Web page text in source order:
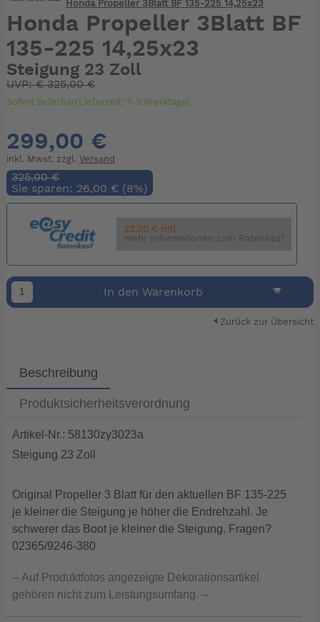
Honda Propeller 3Blatt BF 135-225 14,25x23
Honda Propeller 3Blatt BF
135-225 14,25x23
Steigung 23 Zoll
UVP:€325,00 €
Sofort lieferbar(Lieferzeit: 1-3 Werktage)
299,00 €
inkl. Mwst. zzgl. Versand
325,00 €
Sie sparen: 26,00 € (8%)
22.00 € mtl.
mehr Informationen zum Ratenkauf
In den Warenkorb
Zurück zur Übersicht
Beschreibung
Produktsicherheitsverordnung
Artikel-Nr.: 58130zy3023a
Steigung 23 Zoll
Original Propeller 3 Blatt für den aktuellen BF 135-225
je kleiner die Steigung je höher die Endrehzahl. Je
schwerer das Boot je kleiner die Steigung. Fragen?
02365/9246-380
-- Auf Produktfotos angezeigte Dekorationsartikel
gehören nicht zum Leistungsumfang. --